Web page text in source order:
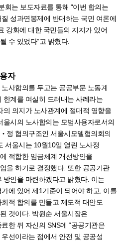
회는 보도자료를 통해 “이번 합의는
성과연봉제에 반대하는 국민 여론에
강화에 대한 국민들의 지지가 있어
수 있었다”고 밝혔다.
자
사합의를 두고는 공공부문 노동계
한계를 여실히 드러내는 사례라는
의 의지가 노사관계에 절대적 영향을
울시의 노사합의는 모범사용자로서의
협의구조인 서울시모델협의회의
서울시는 10월10일 열린 노사정
적합한 임금체계 개선방안을
을 하기로 결정했다. 또한 공공기관
방안을 마련하겠다고 밝혔다. 이는
에 있어 제1기준이 되어야 하고, 이를
적 합의를 만들고 제도적 대안도
것이다. 박원순 서울시장은
한 뒤 자신의 SNS에 “공공기관은
선이라는 점에서 안전 및 공공성